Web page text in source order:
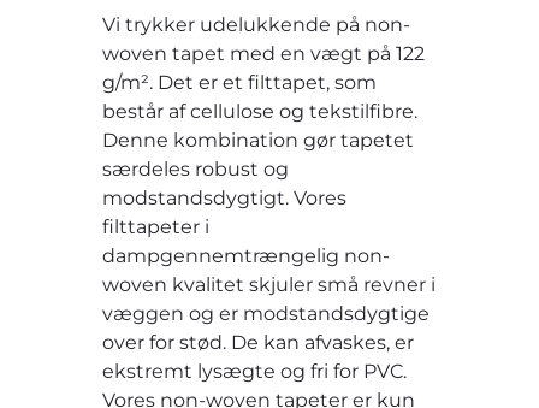
Vi trykker udelukkende på non-
woven tapet med en vægt på 122
g/m². Det er et filttapet, som
består af cellulose og tekstilfibre.
Denne kombination gør tapetet
særdeles robust og
modstandsdygtigt. Vores
filttapeter i
dampgennemtrængelig non-
woven kvalitet skjuler små revner i
væggen og er modstandsdygtige
over for stød. De kan afvaskes, er
ekstremt lysægte og fri for PVC.
Vores non-woven tapeter er kun